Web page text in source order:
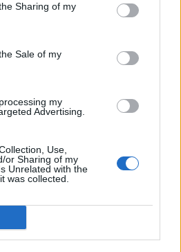
Sharing of my
Sale of my
my
Advertising.
Use,
or Sharing of my
Unrelated with the
was collected.
η δύναμη στρέφεται
όμως άβουλο θύμα και
στη μοίρα της και κάνει
να σώσει τον
τον ίδιο του τον
μου, είναι η μελλοντική
της, εκείνη έχει δώσει
Κάρμεν Σόνεείναι η
κουαρτέτο η